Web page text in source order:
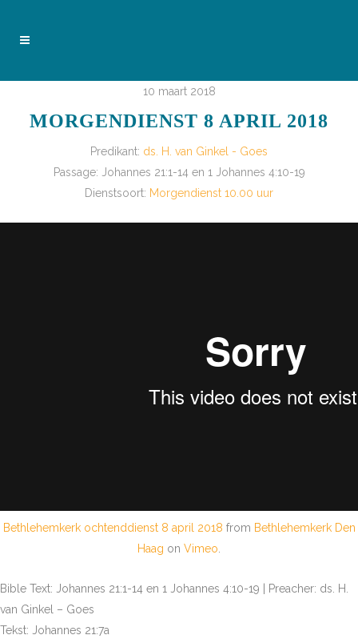
10 maart 2018
MORGENDIENST 8 APRIL 2018
Predikant: ds. H. van Ginkel - Goes
Passage: Johannes 21:1-14 en 1 Johannes 4:10-19
Dienstsoort: Morgendienst 10.00 uur
Bethlehemkerk ochtenddienst 8 april 2018 from Bethlehemkerk Den
Haag on Vimeo
Bible Text: Johannes 21:1-14 en 1 Johannes 4:10-19 | Preacher: ds. H.
van Ginkel – Goes
Tekst: Johannes 21:7a